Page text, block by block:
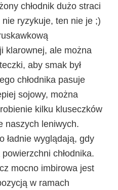
chłodnik dużo straci
ryzykuje, ten nie je ;)
klarownej, ale można
aby smak był
chłodnika pasuje
sojowy, można
kilku kluseczków
naszych leniwych.
ładnie wyglądają, gdy
chłodnika.
mocno imbirowa jest
w ramach